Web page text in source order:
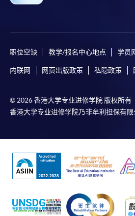
职位空缺 教学/报名中心地点 学员
内联网 网页出版政策 私隐政策
© 2026 香港大学专业进修学院 版权所有
香港大学专业进修学院乃非牟利担保有限